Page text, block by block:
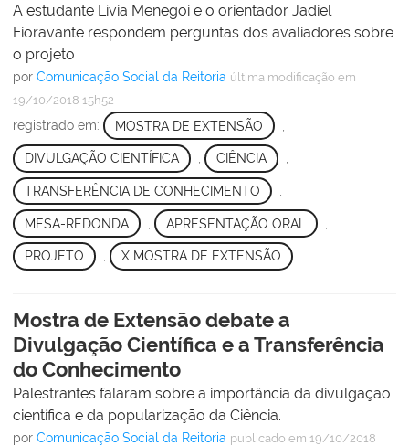
A estudante Lívia Menegoi e o orientador Jadiel
Fioravante respondem perguntas dos avaliadores sobre
o projeto
por Comunicação Social da Reitoria última modificação em
19/10/2018 15h52
registrado em: MOSTRA DE EXTENSÃO
DIVULGAÇÃO CIENTÍFICA , CIÊNCIA ,
TRANSFERÊNCIA DE CONHECIMENTO
MESA-REDONDA APRESENTAÇÃO ORAL
PROJETO , X MOSTRA DE EXTENSÃO
Mostra de Extensão debate a
Divulgação Científica e a Transferência
do Conhecimento
Palestrantes falaram sobre a importância da divulgação
científica e da popularização da Ciência.
por Comunicação Social da Reitoria publicado em 19/10/2018